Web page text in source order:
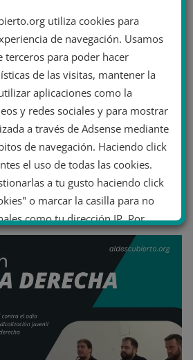
utiliza cookies para
de navegación. Usamos
terceros para poder hacer
de las visitas, mantener la
aplicaciones como la
y redes sociales y para mostrar
a través de Adsense mediante
de navegación. Haciendo click
el uso de todas las cookies.
a tu gusto haciendo click
o marcar la casilla para no
como tu dirección IP. Por
Política de cookies.
personal
Aceptar cookies
Política de cookies